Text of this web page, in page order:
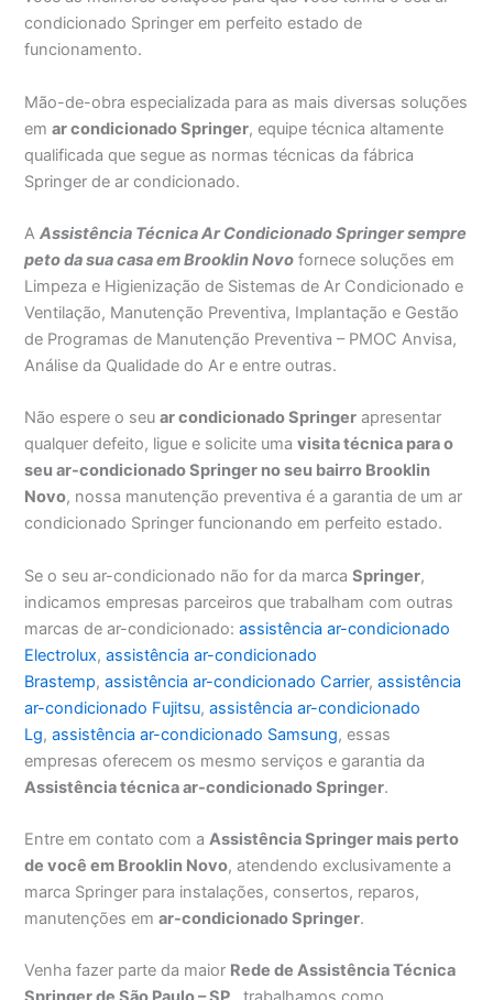
condicionado Springer em perfeito estado de
funcionamento.
Mão-de-obra especializada para as mais diversas soluções
emar condicionado Springer, equipe técnica altamente
qualificada que segue as normas técnicas da fábrica
Springer de ar condicionado.
AAssistência Técnica Ar Condicionado Springer sempre
peto da sua casa em Brooklin Novo fornece soluções em
Limpeza e Higienização de Sistemas de Ar Condicionado e
Ventilação, Manutenção Preventiva, Implantação e Gestão
de Programas de Manutenção Preventiva – PMOC Anvisa,
Análise da Qualidade do Ar e entre outras.
Não espere o seuar condicionado Springer apresentar
qualquer defeito, ligue e solicite umavisita técnica para o
seu ar-condicionado Springer no seu bairro Brooklin
Novo, nossa manutenção preventiva é a garantia de um ar
condicionado Springer funcionando em perfeito estado.
Se o seu ar-condicionado não for da marcaSpringer,
indicamos empresas parceiros que trabalham com outras
marcas de ar-condicionado:assistência ar-condicionado
Electrolux,assistência ar-condicionado
Brastemp,assistência ar-condicionado Carrier,assistência
ar-condicionado Fujitsu,assistência ar-condicionado
Lg,assistência ar-condicionado Samsung, essas
empresas oferecem os mesmo serviços e garantia da
Assistência técnica ar-condicionado Springer.
Entre em contato com aAssistência Springer mais perto
de você em Brooklin Novo, atendendo exclusivamente a
marca Springer para instalações, consertos, reparos,
manutenções emar-condicionado Springer.
Venha fazer parte da maior Rede de Assistência Técnica